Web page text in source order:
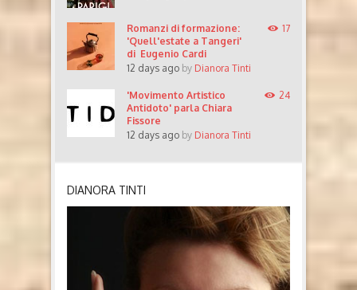
Romanzi di formazione:
'Quell'estate a Tangeri'
di Eugenio Cardi
12 days ago by Dianora Tinti
17
'Movimento Artistico
Antidoto' parla Chiara
Fissore
12 days ago by Dianora Tinti
24
DIANORA TINTI